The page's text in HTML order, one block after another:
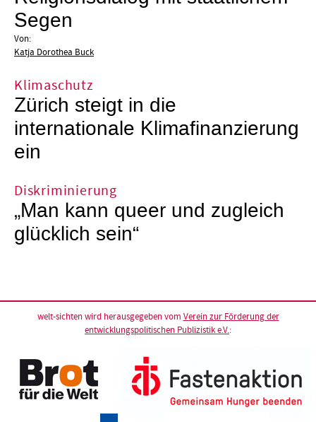
Segen
Von:
Katja Dorothea Buck
Klimaschutz
Zürich steigt in die
internationale Klimafinanzierung
ein
Diskriminierung
„Man kann queer und zugleich
glücklich sein“
welt-sichten wird herausgegeben vom Verein zur Förderung der
entwicklungspolitischen Publizistik e.V.: